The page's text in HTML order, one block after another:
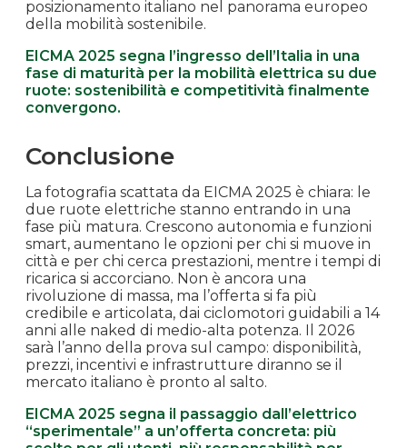
posizionamento italiano nel panorama europeo
della mobilità sostenibile.
EICMA 2025 segna l’ingresso dell’Italia in una
fase di maturità per la mobilità elettrica su due
ruote: sostenibilità e competitività finalmente
convergono.
Conclusione
La fotografia scattata da EICMA 2025 è chiara: le
due ruote elettriche stanno entrando in una
fase più matura. Crescono autonomia e funzioni
smart, aumentano le opzioni per chi si muove in
città e per chi cerca prestazioni, mentre i tempi di
ricarica si accorciano. Non è ancora una
rivoluzione di massa, ma l’offerta si fa più
credibile e articolata, dai ciclomotori guidabili a 14
anni alle naked di medio-alta potenza. Il 2026
sarà l’anno della prova sul campo: disponibilità,
prezzi, incentivi e infrastrutture diranno se il
mercato italiano è pronto al salto.
EICMA 2025 segna il passaggio dall’elettrico
“sperimentale” a un’offerta concreta: più